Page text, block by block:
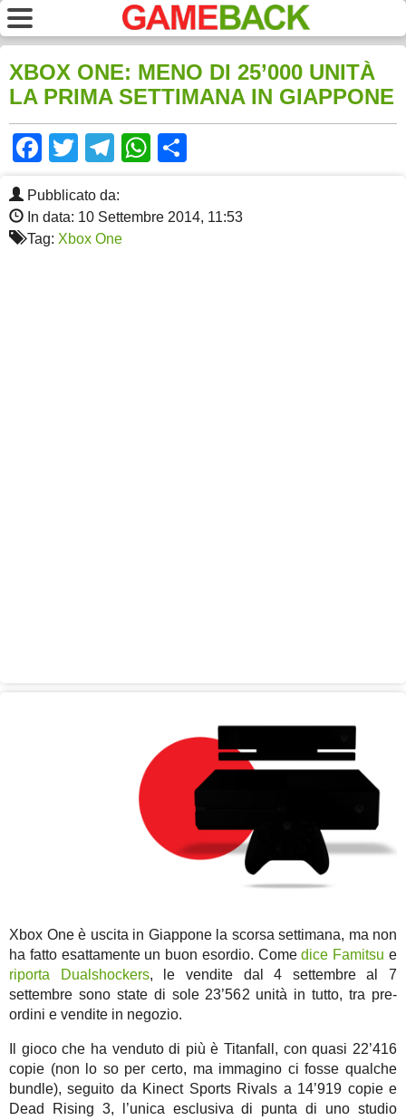
XBOX ONE: MENO DI 25’000 UNITÀ
LA PRIMA SETTIMANA IN GIAPPONE
Facebook
TwitterTelegram
WhatsApp
Pubblicato da:
In data: 10 Settembre 2014, 11:53
Tag: Xbox One
Xbox One è uscita in Giappone la scorsa settimana, ma non
ha fatto esattamente un buon esordio. Comedice Famitsu e
riporta Dualshockers, le vendite dal 4 settembre al 7
settembre sono state di sole 23’562 unità in tutto, tra pre-
ordini e vendite in negozio.
Il gioco che ha venduto di più è Titanfall, con quasi 22’416
copie (non lo so per certo, ma immagino ci fosse qualche
bundle), seguito da Kinect Sports Rivals a 14’919 copie e
Dead Rising 3, l’unica esclusiva di punta di uno studio